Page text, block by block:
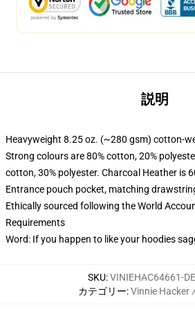
説明
Heavyweight 8.25 oz. (~280 gsm) cotton-
Strong colours are 80% cotton, 20%
cotton, 30% polyester. Charcoal Heather is
Entrance pouch pocket, matching
Ethically sourced following the World
Requirements
Word: If you happen to like your hoodies
SKU:VINIEHAC64661-
カテゴリー:Vinnie Hacker